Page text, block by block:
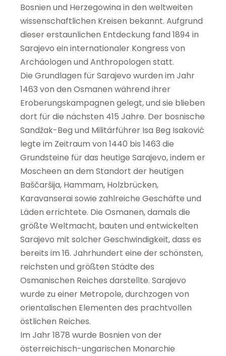
Bosnien und Herzegowina in den weltweiten
wissenschaftlichen Kreisen bekannt. Aufgrund
dieser erstaunlichen Entdeckung fand 1894 in
Sarajevo ein internationaler Kongress von
Archäologen und Anthropologen statt.
Die Grundlagen für Sarajevo wurden im Jahr
1463 von den Osmanen während ihrer
Eroberungskampagnen gelegt, und sie blieben
dort für die nächsten 415 Jahre. Der bosnische
Sandžak-Beg und Militärführer Isa Beg Isaković
legte im Zeitraum von 1440 bis 1463 die
Grundsteine für das heutige Sarajevo, indem er
Moscheen an dem Standort der heutigen
Baščaršija, Hammam, Holzbrücken,
Karavanserai sowie zahlreiche Geschäfte und
Läden errichtete. Die Osmanen, damals die
größte Weltmacht, bauten und entwickelten
Sarajevo mit solcher Geschwindigkeit, dass es
bereits im 16. Jahrhundert eine der schönsten,
reichsten und größten Städte des
Osmanischen Reiches darstellte. Sarajevo
wurde zu einer Metropole, durchzogen von
orientalischen Elementen des prachtvollen
östlichen Reiches.
Im Jahr 1878 wurde Bosnien von der
österreichisch-ungarischen Monarchie